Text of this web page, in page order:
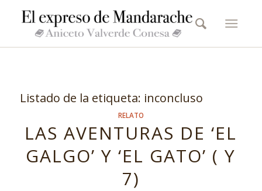
Listado de la etiqueta: inconcluso
RELATO
LAS AVENTURAS DE ‘EL
GALGO’ Y ‘EL GATO’ ( Y
7)